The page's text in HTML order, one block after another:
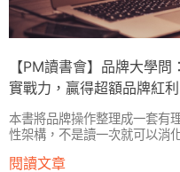
【PM讀書會】品牌大學
實戰力，贏得超額品牌紅利
本書將品牌操作整理成一套有
性架構，不是讀一次就可以消
閱讀文章